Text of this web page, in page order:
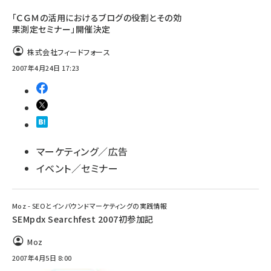
「ＣＧＭの活用におけるブログの役割とその効
果測定セミナー」開催決定
株式会社フィードフォース
2007年4月24日 17:23
マーケティング／広告
イベント／セミナー
Moz - SEOとインバウンドマーケティングの実践情報
SEMpdx Searchfest 2007初参加記
Moz
2007年4月5日 8:00